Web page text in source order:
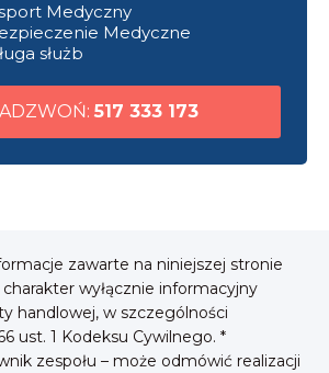
Medyczny
Medyczne
służb
517 333 173
zawarte na niniejszej stronie
wyłącznie informacyjny
handlowej, w szczególności
ust. 1 Kodeksu Cywilnego. *
zespołu – może odmówić realizacji